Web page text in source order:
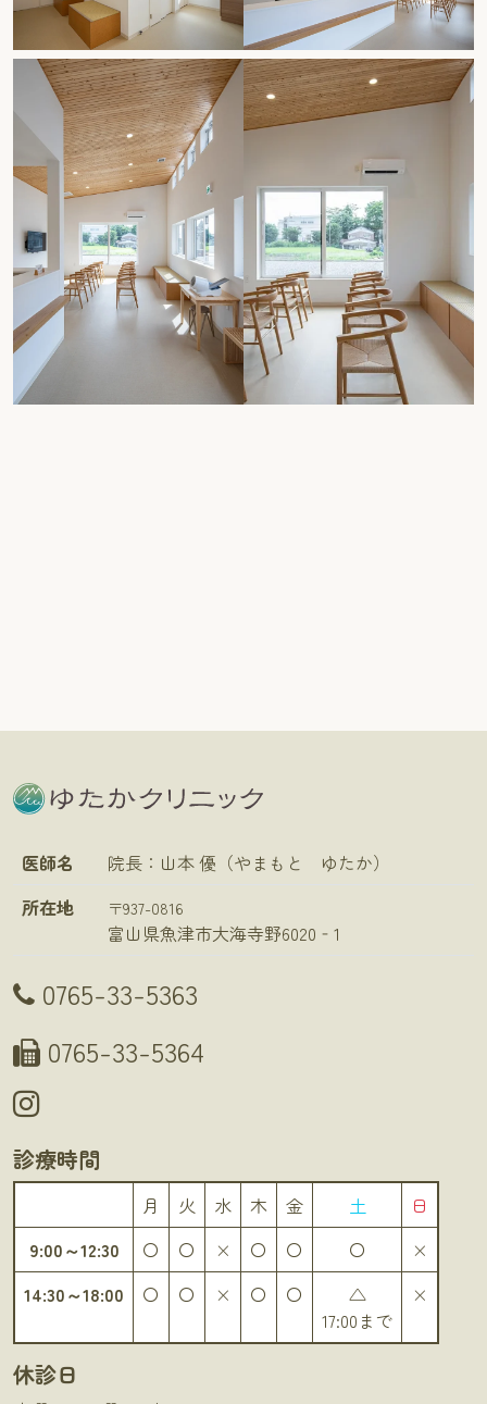
医師名
院長：山本 優（やまもと ゆたか）
所在地
〒937-0816
富山県魚津市大海寺野6020‐1
0765-33-5363
0765-33-5364
診療時間
月 火 水 木 金 土
日
9:00～12:30
〇 〇 × 〇 〇 〇
×
14:30～18:00
〇 〇 × 〇 〇
△
17:00まで
×
休診日